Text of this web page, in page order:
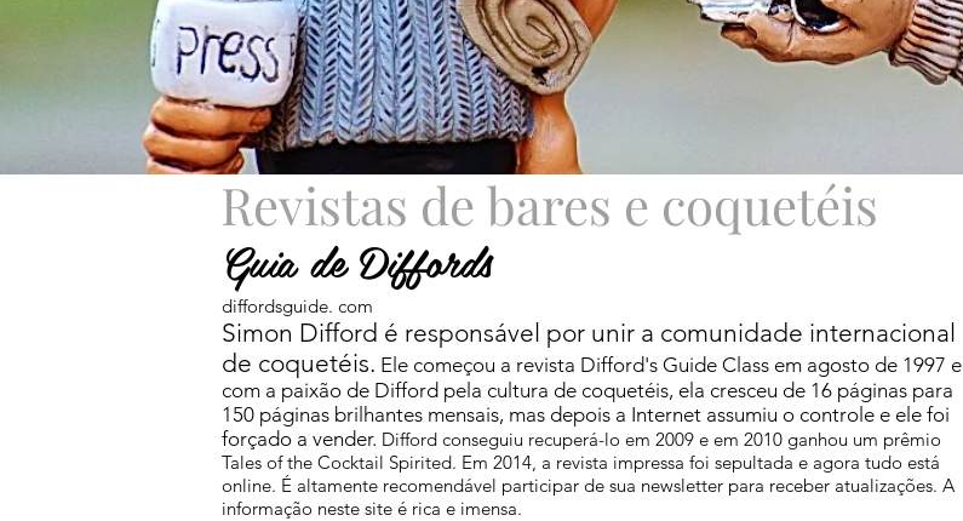
Revistas de bares e coquetéis
Guia de Diffords
diffordsguide. com
Simon Difford é responsável por unir a comunidade internacional
de coquetéis. Ele começou a revista Difford's Guide Class em agosto de 1997 e
com a paixão de Difford pela cultura de coquetéis, ela cresceu de 16 páginas para
150 páginas brilhantes mensais, mas depois a Internet assumiu o controle e ele foi
forçado a vender. Difford conseguiu recuperá-lo em 2009 e em 2010 ganhou um prêmio
Tales of the Cocktail Spirited. Em 2014, a revista impressa foi sepultada e agora tudo está
online. É altamente recomendável participar de sua newsletter para receber atualizações. A
informação neste site é rica e imensa.